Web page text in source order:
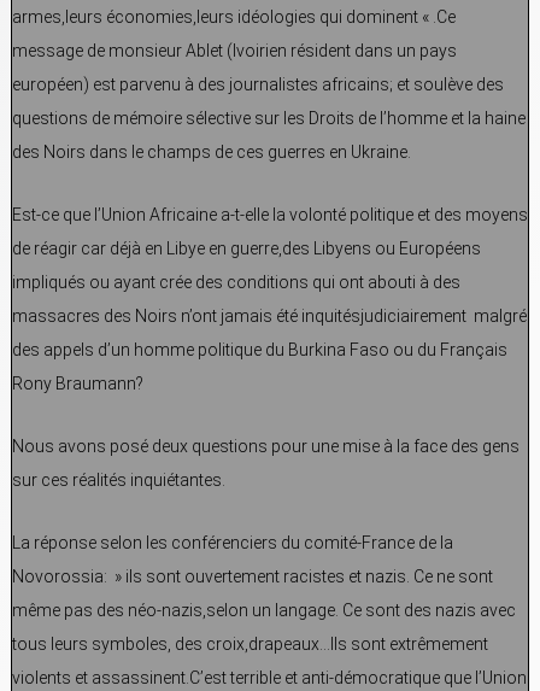
armes,leurs économies,leurs idéologies qui dominent « .Ce
message de monsieur Ablet (Ivoirien résident dans un pays
européen) est parvenu à des journalistes africains; et soulève des
questions de mémoire sélective sur les Droits de l’homme et la haine
des Noirs dans le champs de ces guerres en Ukraine.
Est-ce que l’Union Africaine a-t-elle la volonté politique et des moyens
de réagir car déjà en Libye en guerre,des Libyens ou Européens
impliqués ou ayant crée des conditions qui ont abouti à des
massacres des Noirs n’ont jamais été inquitésjudiciairement malgré
des appels d’un homme politique du Burkina Faso ou du Français
Rony Braumann?
Nous avons posé deux questions pour une mise à la face des gens
sur ces réalités inquiétantes.
La réponse selon les conférenciers du comité-France de la
Novorossia: » ils sont ouvertement racistes et nazis. Ce ne sont
même pas des néo-nazis,selon un langage. Ce sont des nazis avec
tous leurs symboles, des croix,drapeaux…Ils sont extrêmement
violents et assassinent.C’est terrible et anti-démocratique que l’Union